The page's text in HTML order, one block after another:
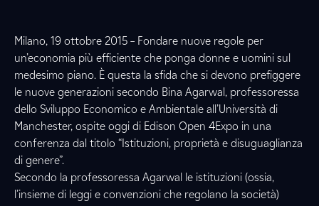
Milano, 19 ottobre 2015 – Fondare nuove regole per
un’economia più efficiente che ponga donne e uomini sul
medesimo piano. È questa la sfida che si devono prefiggere
le nuove generazioni secondo Bina Agarwal, professoressa
dello Sviluppo Economico e Ambientale all’Università di
Manchester, ospite oggi di Edison Open 4Expo in una
conferenza dal titolo “Istituzioni, proprietà e disuguaglianza
di genere”.
Secondo la professoressa Agarwal le istituzioni (ossia,
l’insieme di leggi e convenzioni che regolano la società)